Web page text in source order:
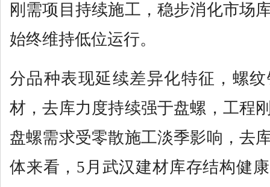
刚需项目持续施工，稳步消化市场
始终维持低位运行。
分品种表现延续差异化特征，螺
材，去库力度持续强于盘螺，工程
盘螺需求受零散施工淡季影响，去
体来看，5月武汉建材库存结构健